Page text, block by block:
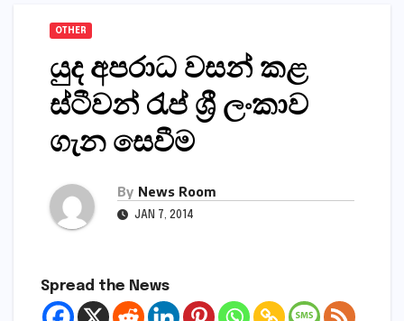
OTHER
යුද අපරාධ වසන් කළ
ස්‌ටීවන් රැප් ශ්‍රී ලංකාව
ගැන සෙවීම
By News Room
JAN 7, 2014
Spread the News